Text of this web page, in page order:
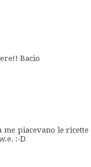
Bacio
piacevano le ricette
:-D